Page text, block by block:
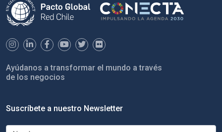
Ayúdanos a transformar el mundo a través
de los negocios
Suscríbete a nuestro Newsletter